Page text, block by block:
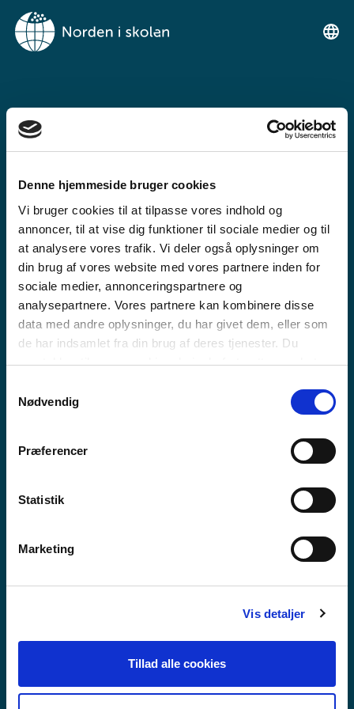
Denne hjemmeside bruger cookies
Vi bruger cookies til at tilpasse vores indhold og
annoncer, til at vise dig funktioner til sociale medier og til
at analysere vores trafik. Vi deler også oplysninger om
din brug af vores website med vores partnere inden for
sociale medier, annonceringspartnere og
analysepartnere. Vores partnere kan kombinere disse
data med andre oplysninger, du har givet dem, eller som
de har indsamlet fra din brug af deres tjenester. Du
samtykker til vores cookies, hvis du fortsætter med at
Nødvendig
Præferencer
Statistik
Marketing
Vis detaljer
Tillad alle cookies
NORDEN I
SKOLENIMUT
Tunngaviusumik atuarfimmut
ilinniarnertuunngorniarfimmullu
atuartitsinermi iserasuaat
akeqanngitsoq.
MEEQQAT ATUARFIAT